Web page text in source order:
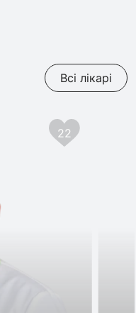
Всі лікарі
22